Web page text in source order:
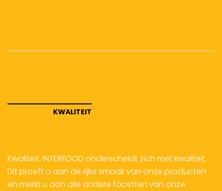
KWALITEIT
Kwaliteit. INTERFOOD onderscheidt zich met kwaliteit.
Dit proeft u aan de rijke smaak van onze producten
en merkt u aan alle andere facetten van onze